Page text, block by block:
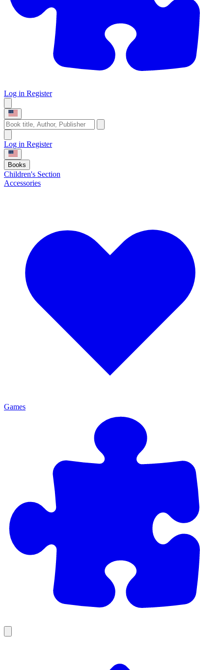
Log in Register
Log in Register
Books
Children's Section
Accessories
Games